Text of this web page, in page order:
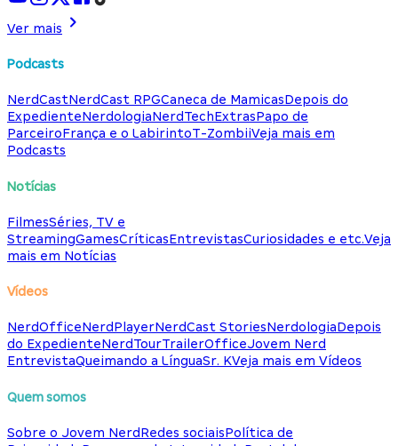
Ver mais
Podcasts
NerdCastNerdCast RPGCaneca de MamicasDepois do
ExpedienteNerdologiaNerdTechExtrasPapo de
ParceiroFrança e o LabirintoT-ZombiiVeja mais em
Podcasts
Notícias
FilmesSéries, TV e
StreamingGamesCríticasEntrevistasCuriosidades e etc.Veja
mais em Notícias
Vídeos
NerdOfficeNerdPlayerNerdCast StoriesNerdologiaDepois
do ExpedienteNerdTourTrailerOfficeJovem Nerd
EntrevistaQueimando a LínguaSr. KVeja mais em Vídeos
Quem somos
Sobre o Jovem NerdRedes sociaisPolítica de